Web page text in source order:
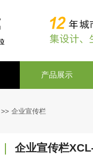
产品展示
>> 企业宣传栏
企业宣传栏